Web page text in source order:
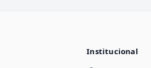
Institucional